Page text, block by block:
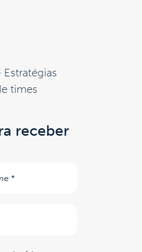
times
receber